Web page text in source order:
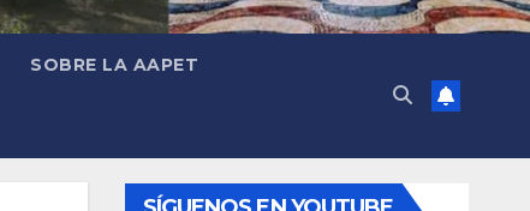
SOBRE LA AAPET